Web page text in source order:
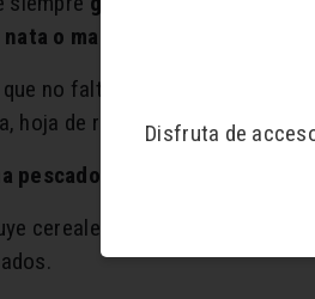
o mantequilla
, pues son
no falten en tus comidas y/o
hoja de roble…). Échale un
pescado al menos tres veces
cereales integrales (su fibra
Disfruta de